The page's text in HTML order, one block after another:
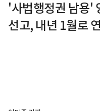
'사법행정권 남용'
선고, 내년 1월로